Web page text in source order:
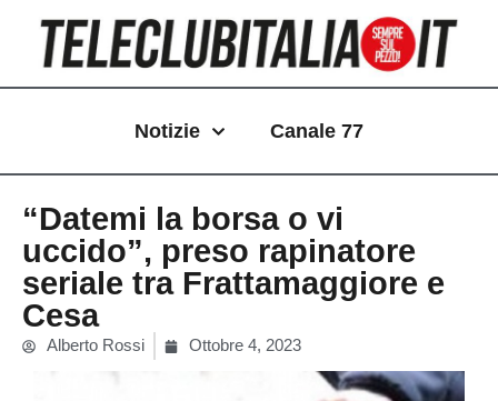
contenuto
Notizie Canale 77
“Datemi la borsa o vi
uccido”, preso rapinatore
seriale tra Frattamaggiore e
Cesa
Alberto Rossi Ottobre 4, 2023